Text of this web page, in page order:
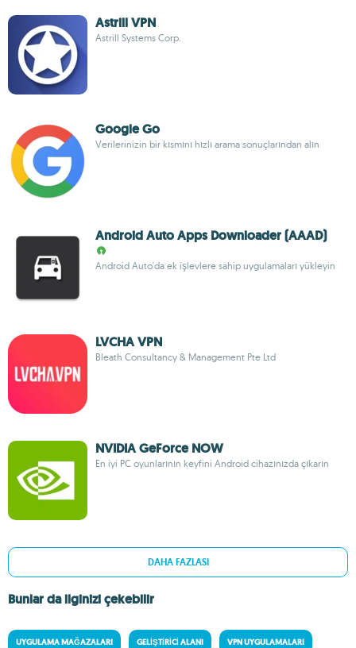
Astrill VPN
Astrill Systems Corp.
Google Go
Verilerinizin bir kısmını hızlı arama sonuçlarından alın
Android Auto Apps Downloader (AAAD)
Android Auto'da ek işlevlere sahip uygulamaları yükleyin
LVCHA VPN
Bleath Consultancy & Management Pte Ltd
NVIDIA GeForce NOW
En iyi PC oyunlarının keyfini Android cihazınızda çıkarın
DAHA FAZLASI
Bunlar da ilginizi çekebilir
UYGULAMA MAĞAZALARI GELIŞTIRICI ALANI VPN UYGULAMALARI